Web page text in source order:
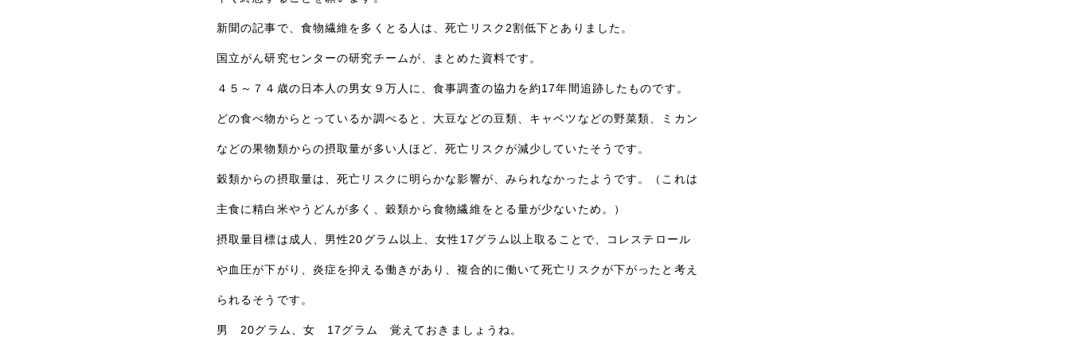
新聞の記事で、食物繊維を多くとる人は、死亡リスク2割低下とありました。
国立がん研究センターの研究チームが、まとめた資料です。
４５～７４歳の日本人の男女９万人に、食事調査の協力を約17年間追跡したものです。
どの食べ物からとっているか調べると、大豆などの豆類、キャベツなどの野菜類、ミカン
などの果物類からの摂取量が多い人ほど、死亡リスクが減少していたそうです。
穀類からの摂取量は、死亡リスクに明らかな影響が、みられなかったようです。（これは
主食に精白米やうどんが多く、穀類から食物繊維をとる量が少ないため。）
摂取量目標は成人、男性20グラム以上、女性17グラム以上取ることで、コレステロール
や血圧が下がり、炎症を抑える働きがあり、複合的に働いて死亡リスクが下がったと考え
られるそうです。
男 20グラム、女 17グラム 覚えておきましょうね。